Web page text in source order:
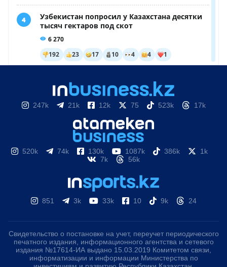
247k 21k 12k 75 523k 17k
520k 74k 130k 1087k 386k
1k
7k
56k
851 3k 33k 10 9k 24
Свидетельство о постановке на учет, переучет периодического
печатного издания, информационного агентства и сетевого
издания №17614-ИА выдано 15.03.2019 Комитетом связи,
информатизации и информации Министерства по